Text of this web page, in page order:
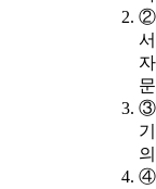
②
③
④